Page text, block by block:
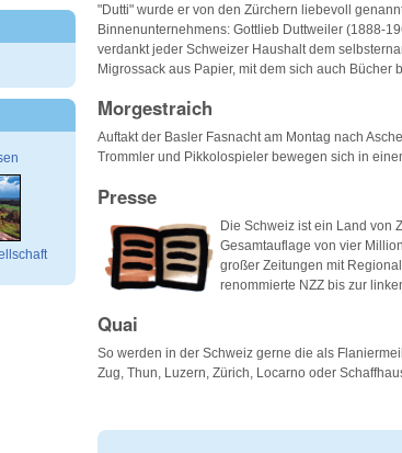
"Dutti" wurde er von den Zürchern liebevoll
Binnenunternehmens: Gottlieb Duttweiler (1888-
verdankt jeder Schweizer Haushalt dem
Migrossack aus Papier, mit dem sich auch Bücher
Morgestraich
Auftakt der Basler Fasnacht am Montag nach
Trommler und Pikkolospieler bewegen sich in
Presse
Die Schweiz ist ein Land von
Gesamtauflage von vier
großer Zeitungen mit
renommierte NZZ bis zur
Quai
So werden in der Schweiz gerne die als
Zug, Thun, Luzern, Zürich, Locarno oder